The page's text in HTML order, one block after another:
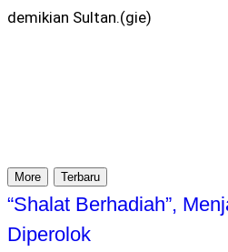
demikian Sultan.(gie)
More Terbaru
“Shalat Berhadiah”,
Diperolok